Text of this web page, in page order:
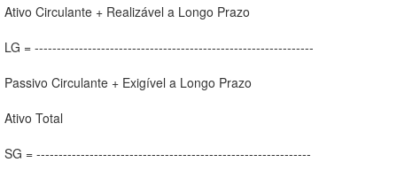
Ativo Circulante + Realizável a Longo Prazo
LG = ---------------------------------------------------------------
Passivo Circulante + Exigível a Longo Prazo
Ativo Total
SG = --------------------------------------------------------------